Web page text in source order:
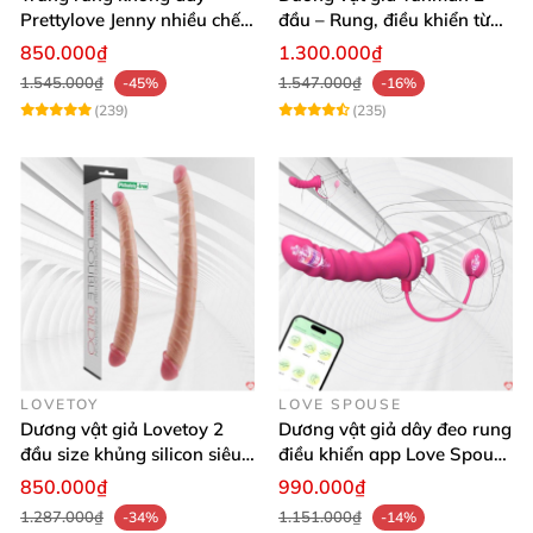
Prettylove Jenny nhiều chế
độ rung silicone Nhật
850.000₫
1.545.000₫
-45%
(239)
đầu – Rung, điều khiển từ
xa cho les cực phê
1.300.000₫
1.547.000₫
-16%
(235)
LOVETOY
Dương vật giả Lovetoy 2
đầu size khủng silicon siêu
mềm có thể uốn
850.000₫
1.287.000₫
-34%
LOVE SPOUSE
Dương vật giả dây đeo rung
điều khiển app Love Spouse
thỏa mãn
990.000₫
1.151.000₫
-14%